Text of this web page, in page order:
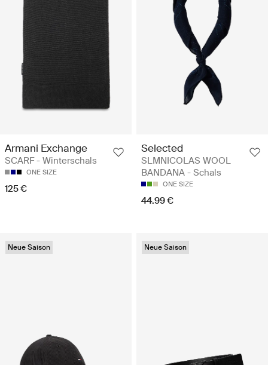
Armani Exchange
SCARF - Winterschals
ONE SIZE
125 €
Selected
SLMNICOLAS WOOL
BANDANA - Schals
ONE SIZE
44.99 €
Neue Saison Neue Saison